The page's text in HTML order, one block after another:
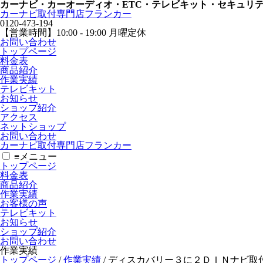
カーナビ・カーオーディオ・ETC・テレビキット・セキュリ
カーナビ取付専⾨店フランカー
0120-473-194
【営業時間】 10:00 - 19:00 月曜定休
お問い合わせ
トップページ
料金表
商品紹介
作業実績
テレビキット
お知らせ
ショップ紹介
アクセス
ネットショップ
お問い合わせ
カーナビ取付専⾨店フランカー
≡ メニュー
トップページ
料金表
商品紹介
作業実績
お客様の声
テレビキット
お知らせ
ショップ紹介
お問い合わせ
作業実績
トップページ /作業実績 / ディスカバリー３に２ＤＩＮナビ取